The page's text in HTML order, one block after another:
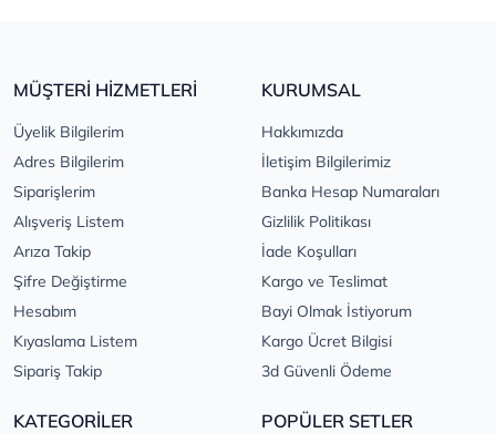
MÜŞTERİ HİZMETLERİ
Üyelik Bilgilerim
Adres Bilgilerim
Siparişlerim
Alışveriş Listem
Arıza Takip
Şifre Değiştirme
Hesabım
Kıyaslama Listem
Sipariş Takip
KURUMSAL
Hakkımızda
İletişim Bilgilerimiz
Banka Hesap Numaraları
Gizlilik Politikası
İade Koşulları
Kargo ve Teslimat
Bayi Olmak İstiyorum
Kargo Ücret Bilgisi
3d Güvenli Ödeme
KATEGORİLER POPÜLER SETLER